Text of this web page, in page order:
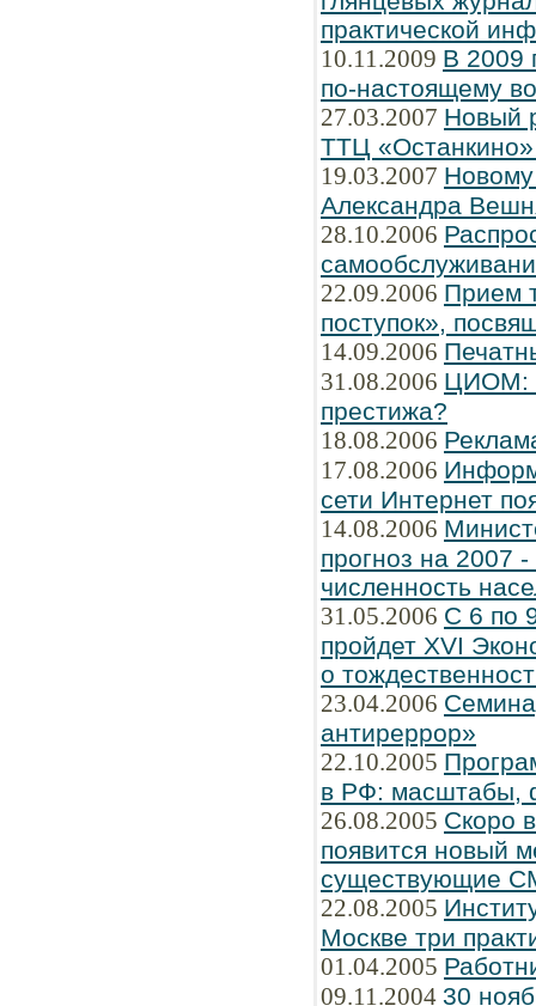
практической
10.11.2009 В 2009
по-настоящему
27.03.2007 Новый
ТТЦ
19.03.2007
Александра
28.10.2006
22.09.2006 Прием
поступок»,
14.09.2006
31.08.2006 ЦИОМ:
престижа?
18.08.2006
17.08.2006
сети Интернет
14.08.2006
прогноз на 2007
численность
31.05.2006 С 6 по
пройдет XVI
о
23.04.2006
антиреррор»
22.10.2005
в РФ: масштабы,
26.08.2005 Скоро
появится новый
существующие
22.08.2005
Москве три
01.04.2005
09.11.2004 30